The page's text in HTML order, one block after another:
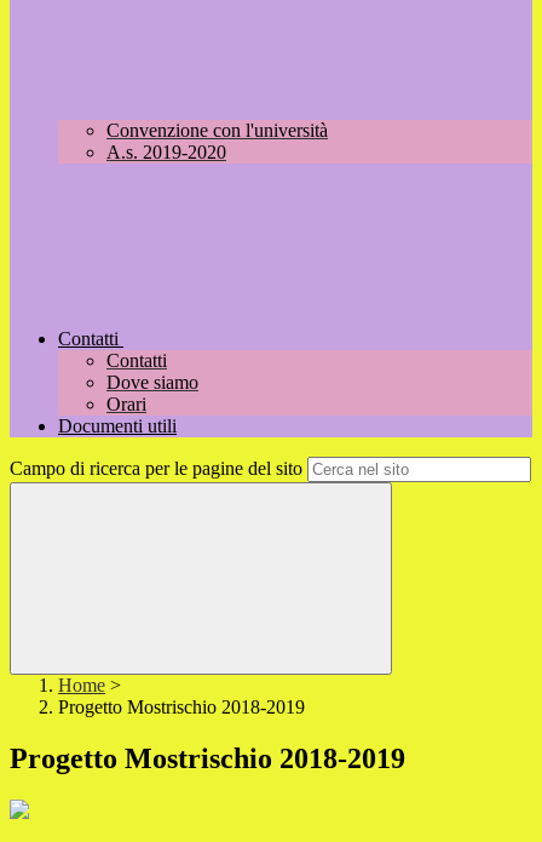
Convenzione con l'università
A.s. 2019-2020
Contatti
Contatti
Dove siamo
Orari
Documenti utili
Campo di ricerca per le pagine del sito
Home >
Progetto Mostrischio 2018-2019
Progetto Mostrischio 2018-2019